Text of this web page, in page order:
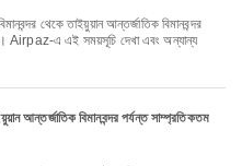
Airpaz-এ এই সময়সূচি দেখা এবং অন্যান্য
আন্তর্জাতিক বিমানবন্দর পর্যন্ত সাম্প্রতিকতম